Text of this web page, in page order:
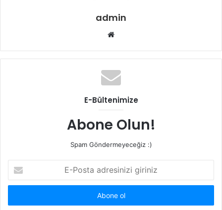
admin
Web
E-Bültenimize
Abone Olun!
Spam Göndermeyeceğiz :)
Posta
adresinizi